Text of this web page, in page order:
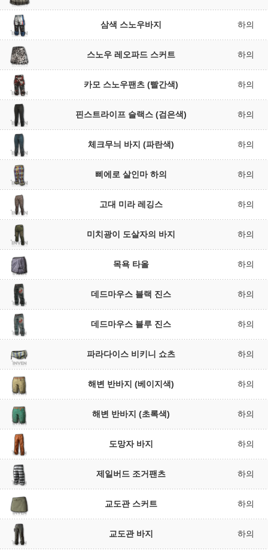
삼색 스노우바지 하의
스노우 레오파드 스커트 하의
카모 스노우팬츠 (빨간색) 하의
핀스트라이프 슬랙스 (검은색) 하의
체크무늬 바지 (파란색) 하의
삐에로 살인마 하의 하의
고대 미라 레깅스 하의
미치광이 도살자의 바지 하의
목욕 타올 하의
데드마우스 블랙 진스 하의
데드마우스 블루 진스 하의
파라다이스 비키니 쇼츠 하의
해변 반바지 (베이지색) 하의
해변 반바지 (초록색) 하의
도망자 바지 하의
제일버드 조거팬츠 하의
교도관 스커트 하의
교도관 바지 하의